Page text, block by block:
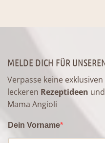
MELDE DICH FÜR
Verpasse keine exklusiven
leckeren Rezeptideen und
Mama Angioli
Dein Vorname